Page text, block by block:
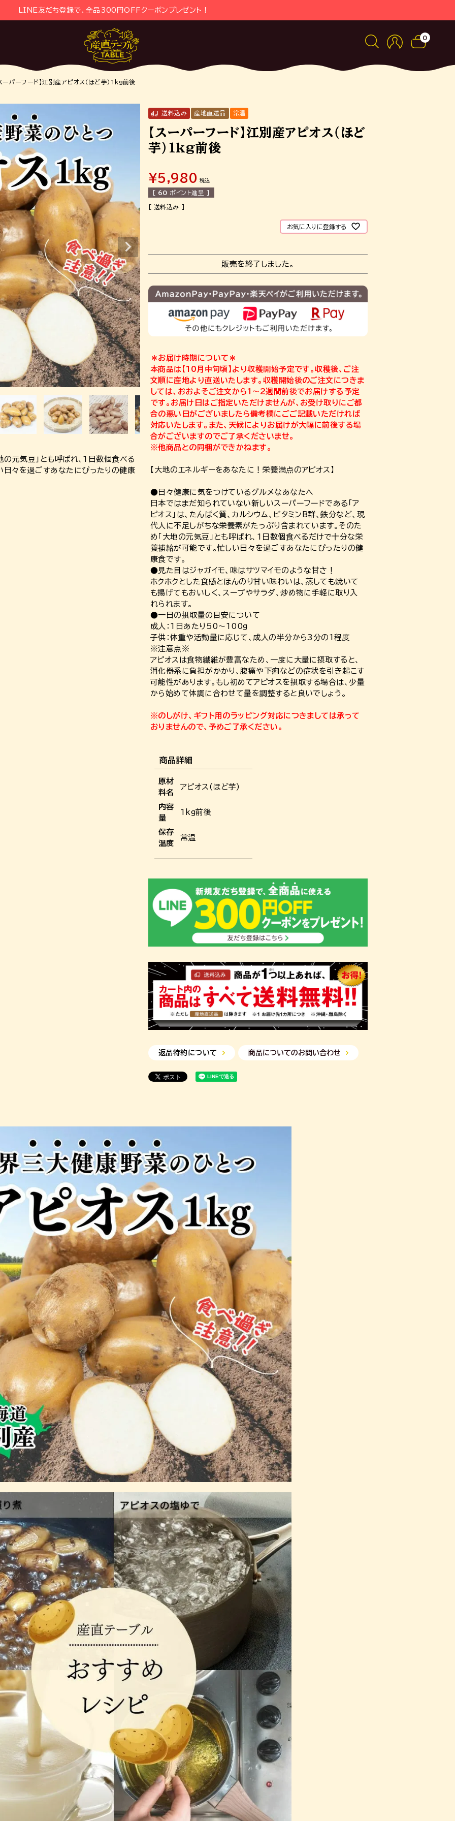
LINE友だち登録で、全品300円OFFクーポンプレゼント！
0
ーパーフード】江別産アピオス（ほど芋）1kg前後
の元気豆」とも呼ばれ、1日数個食べる
日々を過ごすあなたにぴったりの健康
【スーパーフード】江別産アピオス（ほど
芋）1kg前後
送料込み 産地直送品 常温
¥5,980 税込
[ 60 ポイント進呈 ]
お気に入りに登録する
販売を終了しました。
＊お届け時期について＊
本商品は【10月中旬頃】より収穫開始予定です。収穫後、ご注
文順に産地より直送いたします。収穫開始後のご注文につきま
しては、おおよそご注文から1～2週間前後でお届けする予定
です。お届け日はご指定いただけませんが、お受け取りにご都
合の悪い日がございましたら備考欄にごご記載いただければ
対応いたします。また、天候によりお届けが大幅に前後する場
合がございますのでご了承くださいませ。
※他商品との同梱ができかねます。
【大地のエネルギーをあなたに！栄養満点のアピオス】
●日々健康に気をつけているグルメなあなたへ
日本ではまだ知られていない新しいスーパーフードである「ア
ピオス」は、たんぱく質、カルシウム、ビタミンB群、鉄分など、現
代人に不足しがちな栄養素がたっぷり含まれています。そのた
め「大地の元気豆」とも呼ばれ、1日数個食べるだけで十分な栄
養補給が可能です。忙しい日々を過ごすあなたにぴったりの健
康食です。
●見た目はジャガイモ、味はサツマイモのような甘さ！
ホクホクとした食感とほんのり甘い味わいは、蒸しても焼いて
も揚げてもおいしく、スープやサラダ、炒め物に手軽に取り入
れられます。
●一日の摂取量の目安について
成人：1日あたり50～100g
子供：体重や活動量に応じて、成人の半分から3分の1程度
※注意点※
アピオスは食物繊維が豊富なため、一度に大量に摂取すると、
消化器系に負担がかかり、腹痛や下痢などの症状を引き起こす
可能性があります。もし初めてアピオスを摂取する場合は、少量
から始めて体調に合わせて量を調整すると良いでしょう。
※のしがけ、ギフト用のラッピング対応につきましては承って
おりませんので、予めご了承ください。
商品詳細
原材
料名
アピオス(ほど芋)
内容
量
1kg前後
保存
温度
常温
返品特約について 商品についてのお問い合わせ